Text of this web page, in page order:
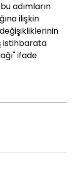
adımların
ilişkin
istihbarata
ifade